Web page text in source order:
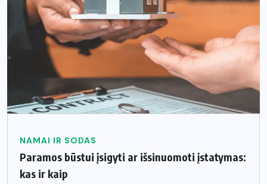
NAMAI IR SODAS
Paramos būstui įsigyti ar išsinuomoti įstatymas:
kas ir kaip